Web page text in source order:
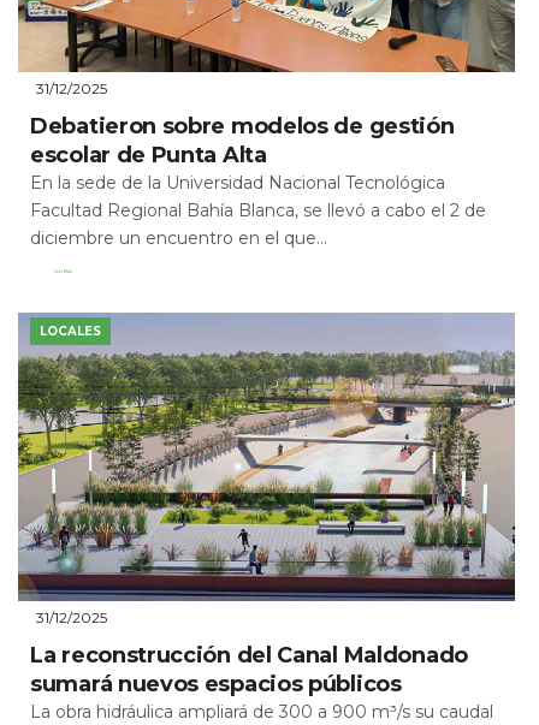
31/12/2025
Debatieron sobre modelos de gestión
escolar de Punta Alta
En la sede de la Universidad Nacional Tecnológica
Facultad Regional Bahía Blanca, se llevó a cabo el 2 de
diciembre un encuentro en el que...
Leer Más
LOCALES
31/12/2025
La reconstrucción del Canal Maldonado
sumará nuevos espacios públicos
La obra hidráulica ampliará de 300 a 900 m³/s su caudal